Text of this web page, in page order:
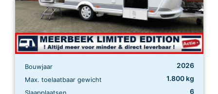
Bouwjaar 2026
Max. toelaatbaar gewicht 1.800 kg
6